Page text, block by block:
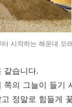
터 시작하는 해운대 모
같습니다.
의 그늘이 들기
정말로 힘들게